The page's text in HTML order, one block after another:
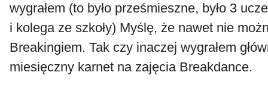
wygrałem (to było prześmieszne, było 3
i kolega ze szkoły) Myślę, że nawet nie
Breakingiem. Tak czy inaczej wygrałem
miesięczny karnet na zajęcia Breakdance.